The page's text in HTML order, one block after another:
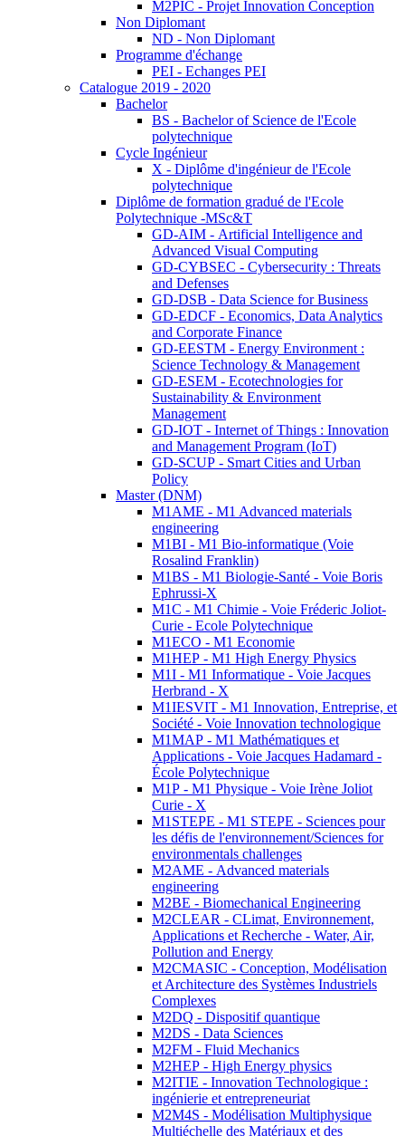
M2PIC - Projet Innovation Conception
Non Diplomant
ND - Non Diplomant
Programme d'échange
PEI - Echanges PEI
Catalogue 2019 - 2020
Bachelor
BS - Bachelor of Science de l'Ecole
polytechnique
Cycle Ingénieur
X - Diplôme d'ingénieur de l'Ecole
polytechnique
Diplôme de formation gradué de l'Ecole
Polytechnique -MSc&T
GD-AIM - Artificial Intelligence and
Advanced Visual Computing
GD-CYBSEC - Cybersecurity : Threats
and Defenses
GD-DSB - Data Science for Business
GD-EDCF - Economics, Data Analytics
and Corporate Finance
GD-EESTM - Energy Environment :
Science Technology & Management
GD-ESEM - Ecotechnologies for
Sustainability & Environment
Management
GD-IOT - Internet of Things : Innovation
and Management Program (IoT)
GD-SCUP - Smart Cities and Urban
Policy
Master (DNM)
M1AME - M1 Advanced materials
engineering
M1BI - M1 Bio-informatique (Voie
Rosalind Franklin)
M1BS - M1 Biologie-Santé - Voie Boris
Ephrussi-X
M1C - M1 Chimie - Voie Fréderic Joliot-
Curie - Ecole Polytechnique
M1ECO - M1 Economie
M1HEP - M1 High Energy Physics
M1I - M1 Informatique - Voie Jacques
Herbrand - X
M1IESVIT - M1 Innovation, Entreprise, et
Société - Voie Innovation technologique
M1MAP - M1 Mathématiques et
Applications - Voie Jacques Hadamard -
École Polytechnique
M1P - M1 Physique - Voie Irène Joliot
Curie - X
M1STEPE - M1 STEPE - Sciences pour
les défis de l'environnement/Sciences for
environmentals challenges
M2AME - Advanced materials
engineering
M2BE - Biomechanical Engineering
M2CLEAR - CLimat, Environnement,
Applications et Recherche - Water, Air,
Pollution and Energy
M2CMASIC - Conception, Modélisation
et Architecture des Systèmes Industriels
Complexes
M2DQ - Dispositif quantique
M2DS - Data Sciences
M2FM - Fluid Mechanics
M2HEP - High Energy physics
M2ITIE - Innovation Technologique :
ingénierie et entrepreneuriat
M2M4S - Modélisation Multiphysique
Multiéchelle des Matériaux et des